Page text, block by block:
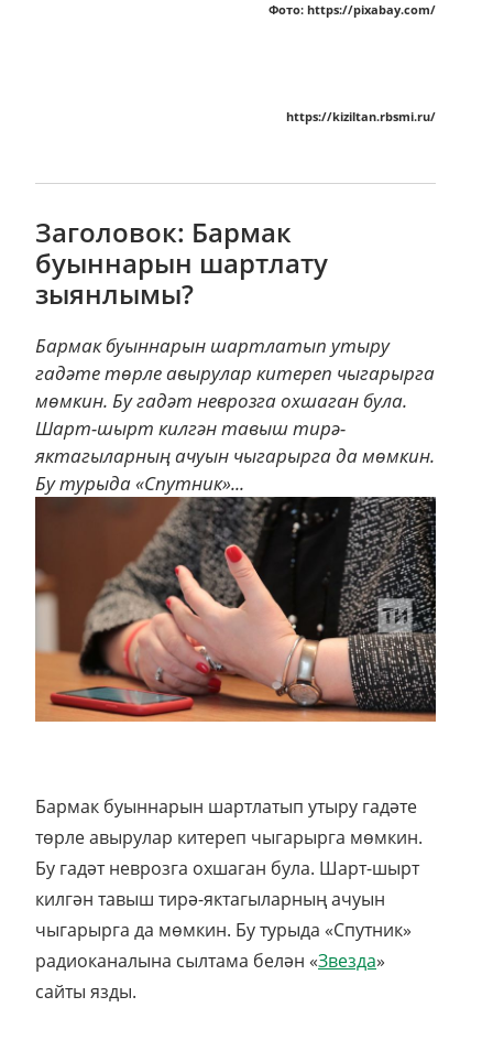
Фото: https://pixabay.com/
https://kiziltan.rbsmi.ru/
Заголовок: Бармак
буыннарын шартлату
зыянлымы?
Бармак буыннарын шартлатып утыру
гадәте төрле авырулар китереп чыгарырга
мөмкин. Бу гадәт неврозга охшаган була.
Шарт-шырт килгән тавыш тирә-
яктагыларның ачуын чыгарырга да мөмкин.
Бу турыда «Спутник»...
Бармак буыннарын шартлатып утыру гадәте
төрле авырулар китереп чыгарырга мөмкин.
Бу гадәт неврозга охшаган була. Шарт-шырт
килгән тавыш тирә-яктагыларның ачуын
чыгарырга да мөмкин. Бу турыда «Спутник»
радиоканалына сылтама белән «Звезда»
сайты язды.